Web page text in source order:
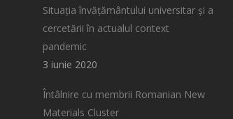
Situația învățământului universitar și a
cercetării în actualul context
pandemic
3 iunie 2020
Întâlnire cu membrii Romanian New
Materials Cluster